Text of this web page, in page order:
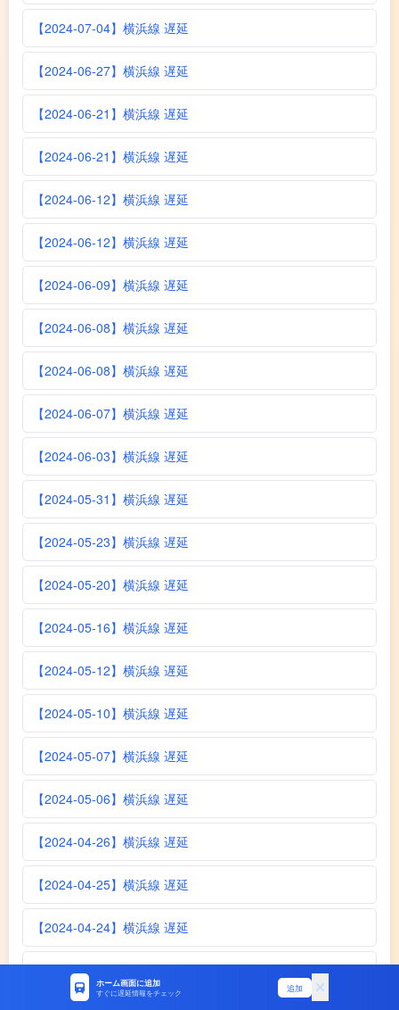
【2024-07-04】横浜線 遅延
【2024-06-27】横浜線 遅延
【2024-06-21】横浜線 遅延
【2024-06-21】横浜線 遅延
【2024-06-12】横浜線 遅延
【2024-06-12】横浜線 遅延
【2024-06-09】横浜線 遅延
【2024-06-08】横浜線 遅延
【2024-06-08】横浜線 遅延
【2024-06-07】横浜線 遅延
【2024-06-03】横浜線 遅延
【2024-05-31】横浜線 遅延
【2024-05-23】横浜線 遅延
【2024-05-20】横浜線 遅延
【2024-05-16】横浜線 遅延
【2024-05-12】横浜線 遅延
【2024-05-10】横浜線 遅延
【2024-05-07】横浜線 遅延
【2024-05-06】横浜線 遅延
【2024-04-26】横浜線 遅延
【2024-04-25】横浜線 遅延
【2024-04-24】横浜線 遅延
【2024-04-23】横浜線 遅延
ホーム画面に追加
すぐに遅延情報をチェック 追加